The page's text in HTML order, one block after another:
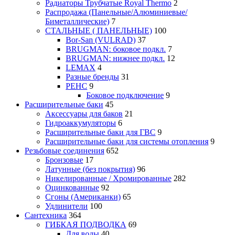
Радиаторы Трубчатые Royal Thermo 2
Распродажа (Панельные/Алюминиевые/
Биметаллические) 7
СТАЛЬНЫЕ ( ПАНЕЛЬНЫЕ) 100
Bor-San (VULRAD) 37
BRUGMAN: боковое подкл. 7
BRUGMAN: нижнее подкл. 12
LEMAX 4
Разные бренды 31
РЕНС 9
Боковое подключение 9
Расширительные баки 45
Аксессуары для баков 21
Гидроаккумуляторы 6
Расширительные баки для ГВС 9
Расширительные баки для системы отопления 9
Резьбовые соединения 652
Бронзовые 17
Латунные (без покрытия) 96
Никелированные / Хромированные 282
Оцинкованные 92
Сгоны (Американки) 65
Удлинители 100
Сантехника 364
ГИБКАЯ ПОДВОДКА 69